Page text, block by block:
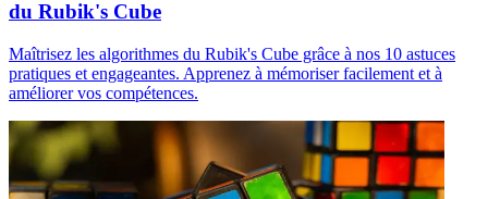
du Rubik's Cube
Maîtrisez les algorithmes du Rubik's Cube grâce à nos 10 astuces
pratiques et engageantes. Apprenez à mémoriser facilement et à
améliorer vos compétences.